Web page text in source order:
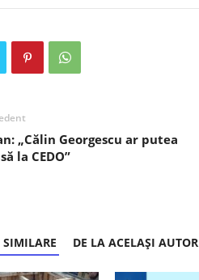
„Călin Georgescu ar putea
la CEDO”
SIMILARE DE LA ACELAȘI AUTOR